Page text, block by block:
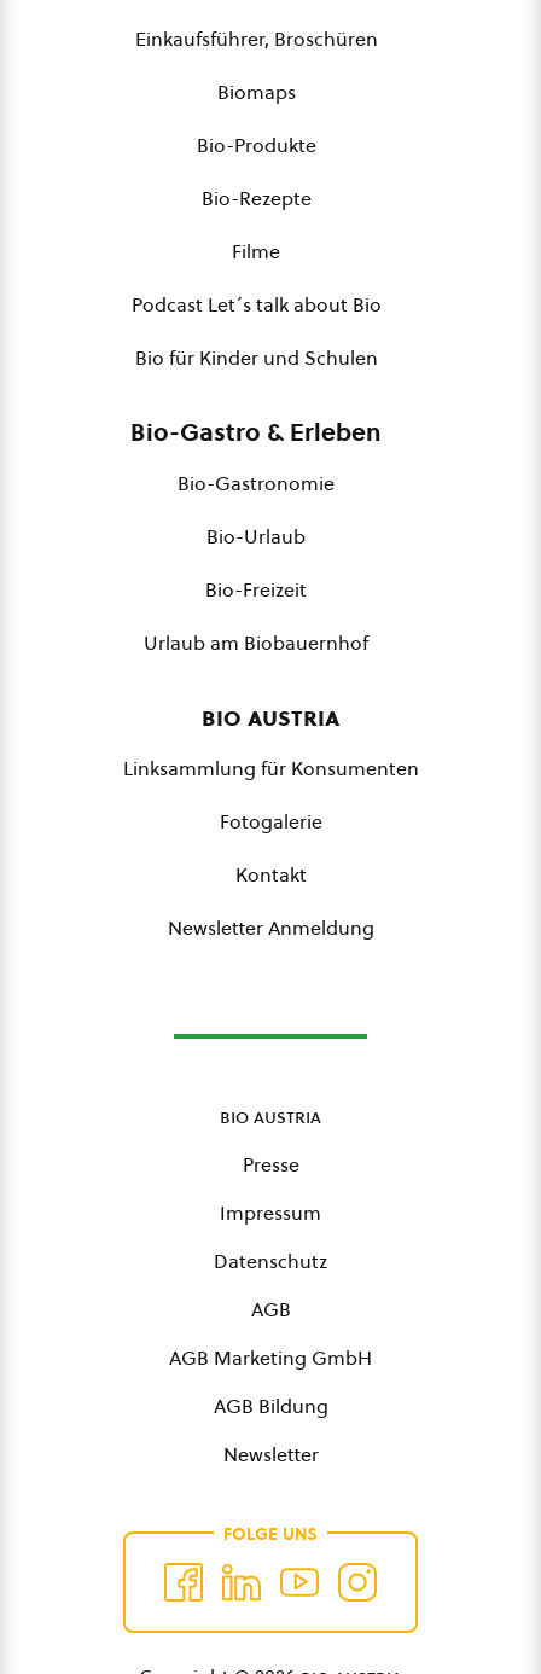
Einkaufsführer, Broschüren
Biomaps
Bio-Produkte
Bio-Rezepte
Filme
Podcast Let´s talk about Bio
Bio für Kinder und Schulen
Bio-Gastro & Erleben
Bio-Gastronomie
Bio-Urlaub
Bio-Freizeit
Urlaub am Biobauernhof
bio austria
Linksammlung für Konsumenten
Fotogalerie
Kontakt
Newsletter Anmeldung
bio austria
Presse
Impressum
Datenschutz
AGB
AGB Marketing GmbH
AGB Bildung
Newsletter
FOLGE UNS